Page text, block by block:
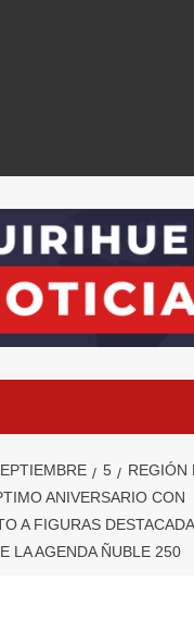
5
REGIÓN
ANIVERSARIO CON
A FIGURAS
LA AGENDA ÑUBLE 250